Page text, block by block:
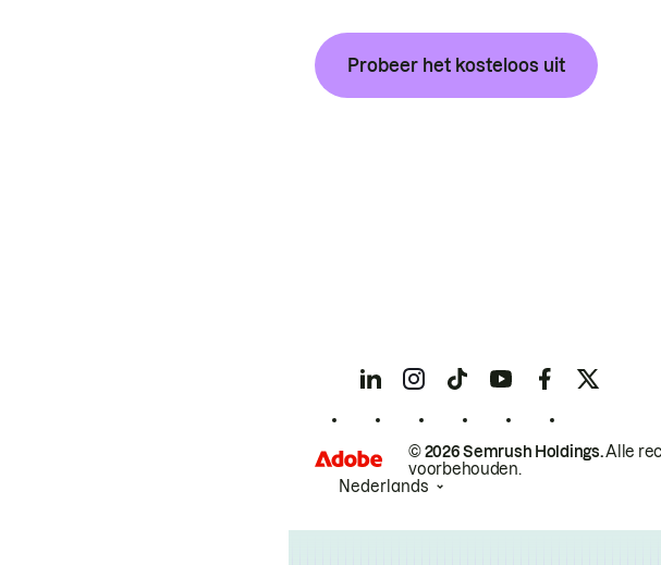
Probeer het kosteloos uit
© 2026 Semrush Holdings.Alle
voorbehouden.
Nederlands